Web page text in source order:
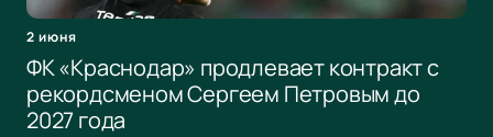
2 июня
ФК «Краснодар» продлевает контракт с
рекордсменом Сергеем Петровым до
2027 года